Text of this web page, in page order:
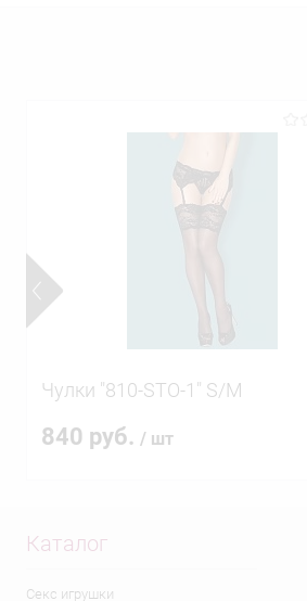
Чулки "810-STO-1" S/M
840 руб. / шт
Каталог
Секс игрушки